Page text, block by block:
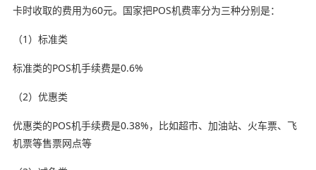
卡时收取的费用为60元。国家把POS机费率分为三种分别是：
（1）标准类
标准类的POS机手续费是0.6%
（2）优惠类
优惠类的POS机手续费是0.38%，比如超市、加油站、火车票、飞
机票等售票网点等